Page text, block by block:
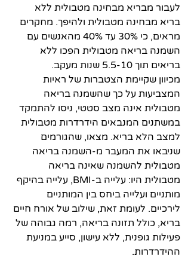
לעבור מבריא מבחינה מטבולית ללא
בריא מבחינה מטבולית ולהיפך. מחקרים
מראים, כי 30% עד 40% מהאנשים עם
השמנה בריאה מטבולית הפכו ללא
בריאים תוך 5.5-10 שנות מעקב.
מכיוון שקיימת הצטברות של ראיות
המצביעות על כך שהשמנה בריאה
מטבולית אינה מצב סטטי, ניסו להתמקד
במשתנים המנבאים הידרדרות מטבולית
למצב הלא בריא. מצאו, שהגורמים
שניבאו את המעבר מ-השמנה בריאה
מטבולית להשמנה שאינה בריאה
מטבולית היו: עלייה ב-BMI, עלייה בהיקף
מותניים ועלייה ביחס בין המותניים
לירכיים. לעומת זאת, שילוב של אורח חיים
בריא, כולל תזונה בריאה, רמה גבוהה של
פעילות גופנית, ללא עישון, סייע במניעת
ההידרדרות.